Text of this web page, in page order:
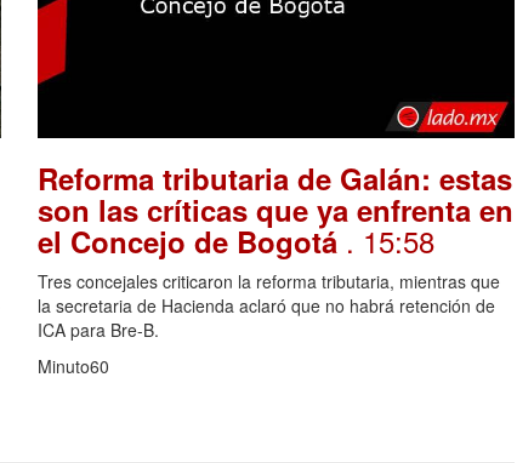
Reforma tributaria de Galán: estas
son las críticas que ya enfrenta en
el Concejo de Bogotá . 15:58
Tres concejales criticaron la reforma tributaria, mientras que
la secretaria de Hacienda aclaró que no habrá retención de
ICA para Bre-B.
Minuto60